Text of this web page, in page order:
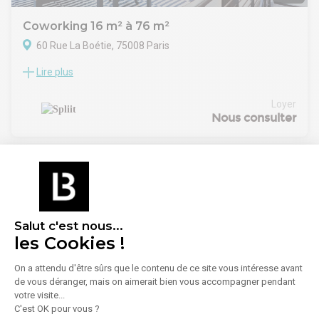
Salut c'est nous...
les Cookies !
On a attendu d'être sûrs que le contenu de ce site vous intéresse avant
de vous déranger, mais on aimerait bien vous accompagner pendant
votre visite...
C'est OK pour vous ?
Coworking 16 m² à 76 m²
60 Rue La Boétie, 75008 Paris
Location Bureaux Paris 75008
• 16 m² – 4 postes : 1 500 € HT/mois
• 22 m² – 6 postes : 2 000 € HT/mois
Bureaux contigus, meublés et tout inclus : internet, charges,
Contrat de prestation de services – engagement 12 mois.
Lire plus
Loyer
Nous consulter
1/18